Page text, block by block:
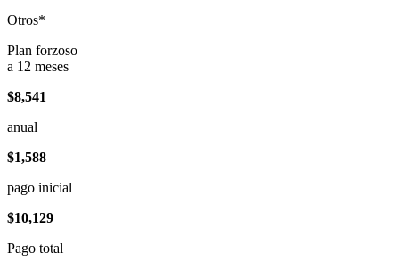
Otros*
Plan forzoso
a 12 meses
$8,541
anual
$1,588
pago inicial
$10,129
Pago total